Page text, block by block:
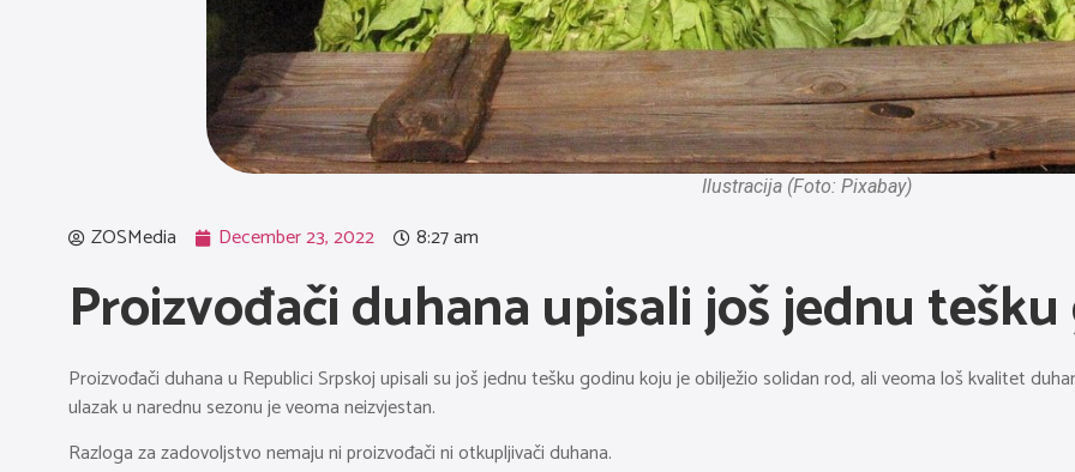
Ilustracija (Foto: Pixabay)
ZOSMedia December 23, 2022 8:27 am
Proizvođači duhana upisali još jednu
Proizvođači duhana u Republici Srpskoj upisali su još jednu tešku godinu koju je obilježio solidan rod, ali veoma loš kvalitet
ulazak u narednu sezonu je veoma neizvjestan.
Razloga za zadovoljstvo nemaju ni proizvođači ni otkupljivači duhana.